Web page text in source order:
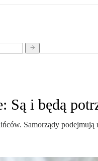
Są i będą
Samorządy